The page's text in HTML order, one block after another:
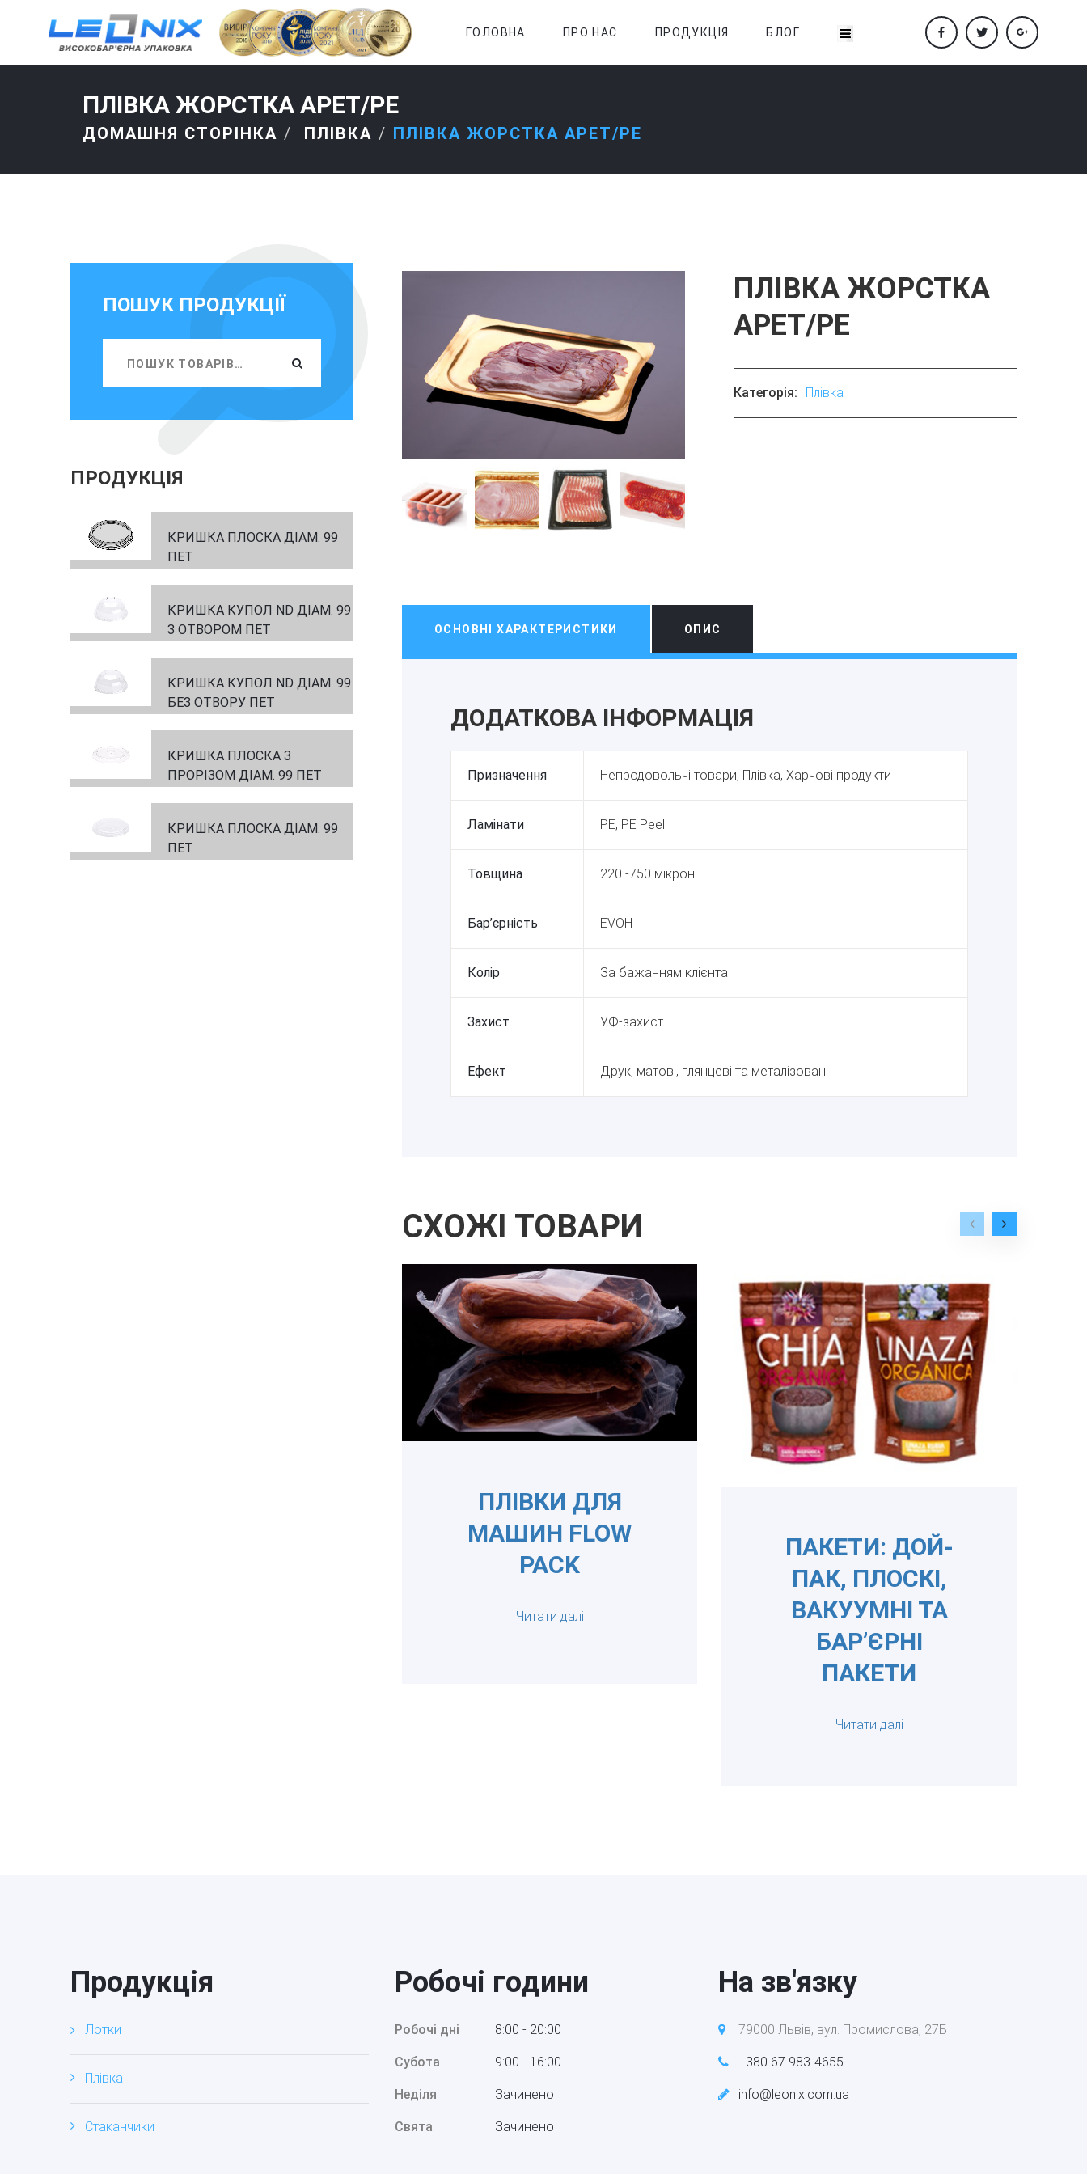
ГОЛОВНА ПРО НАС ПРОДУКЦІЯ БЛОГ
ПЛІВКА ЖОРСТКА АРЕТ/PE
ДОМАШНЯ СТОРІНКА ПЛІВКА ПЛІВКА ЖОРСТКА АРЕТ/PE
ПЛІВКА ЖОРСТКА
АРЕТ/PE
Категорія: Плівка
ОСНОВНІ ХАРАКТЕРИСТИКИ ОПИС
ДОДАТКОВА ІНФОРМАЦІЯ
Призначення Непродовольчі товари, Плівка, Харчові продукти
Ламінати PE, PE Peel
Товщина 220 -750 мікрон
Бар’єрність EVOH
Колір За бажанням клієнта
Захист УФ-захист
Ефект Друк, матові, глянцеві та металізовані
СХОЖІ ТОВАРИ
ПЛІВКИ ДЛЯ
МАШИН FLOW
PACK
Читати далі
ПАКЕТИ: ДОЙ-
ПАК, ПЛОСКІ,
ВАКУУМНІ ТА
БАР’ЄРНІ
ПАКЕТИ
Читати далі
ПОШУК ПРОДУКЦІЇ
ПРОДУКЦІЯ
КРИШКА ПЛОСКА ДІАМ. 99
ПЕТ
КРИШКА КУПОЛ ND ДІАМ. 99
З ОТВОРОМ ПЕТ
КРИШКА КУПОЛ ND ДІАМ. 99
БЕЗ ОТВОРУ ПЕТ
КРИШКА ПЛОСКА З
ПРОРІЗОМ ДІАМ. 99 ПЕТ
КРИШКА ПЛОСКА ДІАМ. 99
ПЕТ
Продукція
Лотки
Плівка
Стаканчики
Робочі години
Робочі дні 8:00 - 20:00
Субота 9:00 - 16:00
Неділя Зачинено
Свята Зачинено
На зв'язку
79000 Львів, вул. Промислова, 27Б
+380 67 983-4655
info@leonix.com.ua